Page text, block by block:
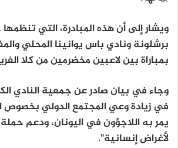
ويشار إلى أن هذه المبادرة، التي
برشلونة ونادي باس يوانينا المحلي
بمباراة بين لاعبين مخضرمين من كلا
وجاء في بيان صادر عن جمعية النادي
في زيادة وعي المجتمع الدولي بخصوص
يمر به اللاجؤون في اليونان، ودعم
لأغراض إنسانية".